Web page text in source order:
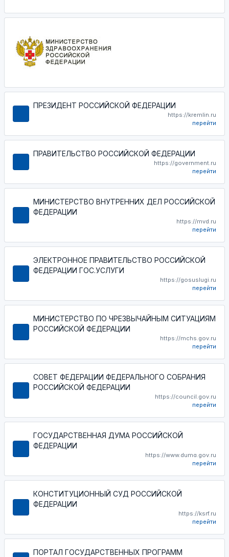
ПРЕЗИДЕНТ РОССИЙСКОЙ ФЕДЕРАЦИИ
https://kremlin.ru
перейти
ПРАВИТЕЛЬСТВО РОССИЙСКОЙ ФЕДЕРАЦИИ
https://government.ru
перейти
МИНИСТЕРСТВО ВНУТРЕННИХ ДЕЛ РОССИЙСКОЙ
ФЕДЕРАЦИИ
https://mvd.ru
перейти
ЭЛЕКТРОННОЕ ПРАВИТЕЛЬСТВО РОССИЙСКОЙ
ФЕДЕРАЦИИ ГОС.УСЛУГИ
https://gosuslugi.ru
перейти
МИНИСТЕРСТВО ПО ЧРЕЗВЫЧАЙНЫМ СИТУАЦИЯМ
РОССИЙСКОЙ ФЕДЕРАЦИИ
https://mchs.gov.ru
перейти
СОВЕТ ФЕДЕРАЦИИ ФЕДЕРАЛЬНОГО СОБРАНИЯ
РОССИЙСКОЙ ФЕДЕРАЦИИ
https://council.gov.ru
перейти
ГОСУДАРСТВЕННАЯ ДУМА РОССИЙСКОЙ
ФЕДЕРАЦИИ
https://www.duma.gov.ru
перейти
КОНСТИТУЦИОННЫЙ СУД РОССИЙСКОЙ
ФЕДЕРАЦИИ
https://ksrf.ru
перейти
ПОРТАЛ ГОСУДАРСТВЕННЫХ ПРОГРАММ